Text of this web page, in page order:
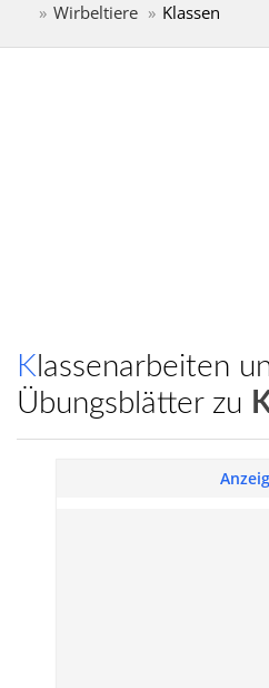
Wirbeltiere
Klassen
Klassenarbeiten und
Übungsblätter zu